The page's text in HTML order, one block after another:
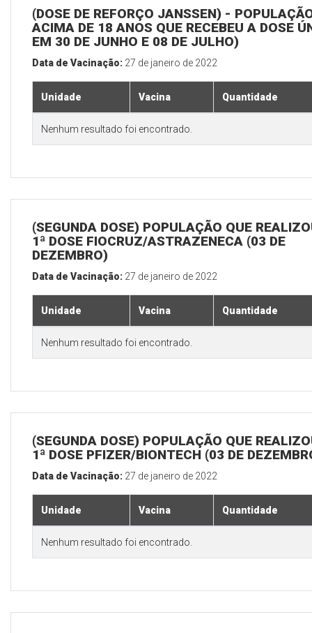
(DOSE DE REFORÇO JANSSEN) -
ACIMA DE 18 ANOS QUE RECEBEU A DOSE
EM 30 DE JUNHO E 08 DE JULHO)
Data de Vacinação: 27 de janeiro de 2022
Unidade Vacina Quantidade
Nenhum resultado foi encontrado.
(SEGUNDA DOSE) POPULAÇÃO QUE
1ª DOSE FIOCRUZ/ASTRAZENECA (03 DE
DEZEMBRO)
Data de Vacinação: 27 de janeiro de 2022
Unidade Vacina Quantidade
Nenhum resultado foi encontrado.
(SEGUNDA DOSE) POPULAÇÃO QUE
1ª DOSE PFIZER/BIONTECH (03 DE
Data de Vacinação: 27 de janeiro de 2022
Unidade Vacina Quantidade
Nenhum resultado foi encontrado.